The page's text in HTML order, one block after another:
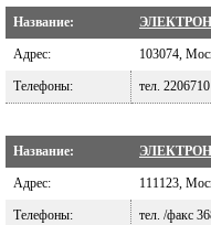
Название:
Адрес: 103074,
Телефоны: тел.
Название:
Адрес: 111123,
Телефоны: тел. /факс